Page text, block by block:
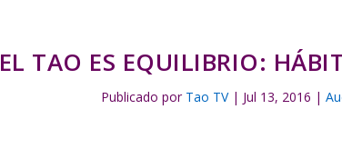
EL TAO ES EQUILIBRIO:
Publicado por Tao TV| Jul 13, 2016 |